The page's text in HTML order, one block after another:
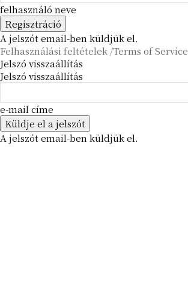
felhasználó neve
A jelszót email-ben küldjük el.
Felhasználási feltételek /Terms of Service
Jelszó visszaállítás
Jelszó visszaállítás
e-mail címe
A jelszót email-ben küldjük el.